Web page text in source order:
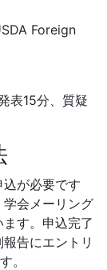
Foreign
表15分、質疑
が必要です
学会メーリング
す。申込完了
告にエントリ
。